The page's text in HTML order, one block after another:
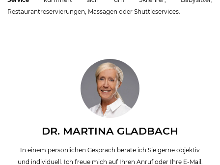
Restaurantreservierungen, Massagen oder Shuttleservices.
DR. MARTINA GLADBACH
In einem persönlichen Gespräch berate ich Sie gerne objektiv
und individuell. Ich freue mich auf Ihren Anruf oder Ihre E-Mail.